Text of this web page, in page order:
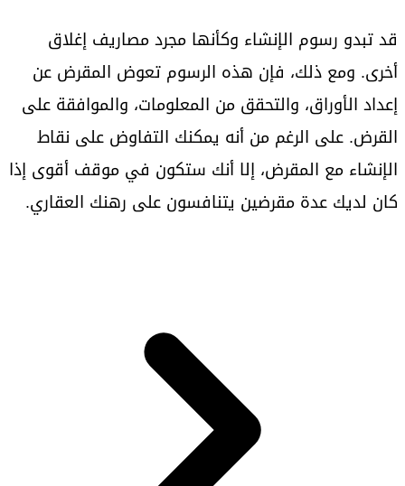
قد تبدو رسوم الإنشاء وكأنها مجرد مصاريف إغلاق
أخرى. ومع ذلك، فإن هذه الرسوم تعوض المقرض عن
إعداد الأوراق، والتحقق من المعلومات، والموافقة على
القرض. على الرغم من أنه يمكنك التفاوض على نقاط
الإنشاء مع المقرض، إلا أنك ستكون في موقف أقوى إذا
كان لديك عدة مقرضين يتنافسون على رهنك العقاري.